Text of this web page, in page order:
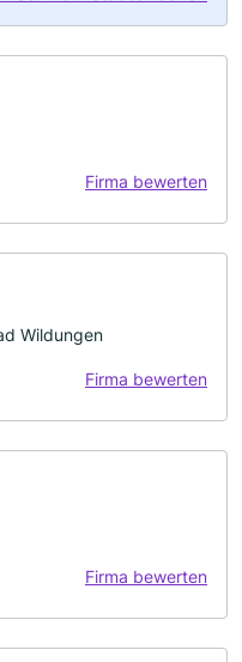
Firma bewerten
Wildungen
Firma bewerten
Firma bewerten